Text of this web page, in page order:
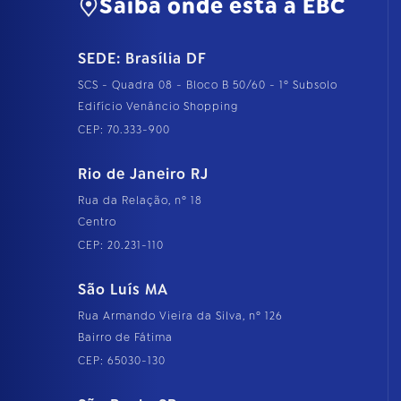
Saiba onde está a EBC
SEDE: Brasília DF
SCS - Quadra 08 - Bloco B 50/60 - 1º Subsolo
Edifício Venâncio Shopping
CEP: 70.333-900
Rio de Janeiro RJ
Rua da Relação, nº 18
Centro
CEP: 20.231-110
São Luís MA
Rua Armando Vieira da Silva, nº 126
Bairro de Fátima
CEP: 65030-130